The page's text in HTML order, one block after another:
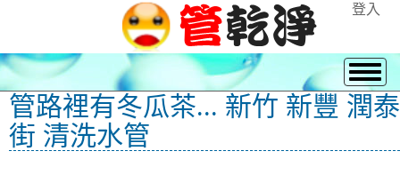
登入
管路裡有冬瓜茶... 新竹 新豐 潤泰
街 清洗水管